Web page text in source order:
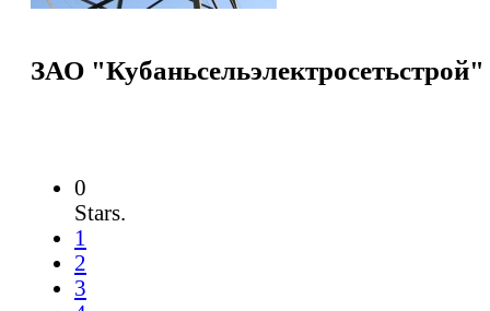
ЗАО "Кубаньсельэлектросетьстрой"
0
Stars.
1
2
3